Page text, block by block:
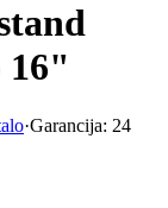
16"
·Garancija: 24